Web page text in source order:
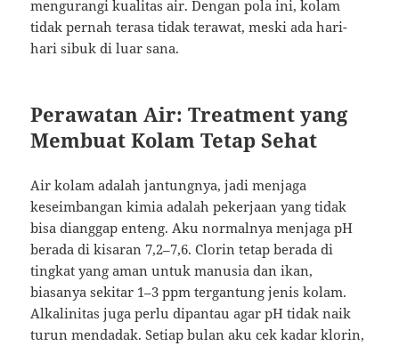
mengurangi kualitas air. Dengan pola ini, kolam
tidak pernah terasa tidak terawat, meski ada hari-
hari sibuk di luar sana.
Perawatan Air: Treatment yang
Membuat Kolam Tetap Sehat
Air kolam adalah jantungnya, jadi menjaga
keseimbangan kimia adalah pekerjaan yang tidak
bisa dianggap enteng. Aku normalnya menjaga pH
berada di kisaran 7,2–7,6. Clorin tetap berada di
tingkat yang aman untuk manusia dan ikan,
biasanya sekitar 1–3 ppm tergantung jenis kolam.
Alkalinitas juga perlu dipantau agar pH tidak naik
turun mendadak. Setiap bulan aku cek kadar klorin,